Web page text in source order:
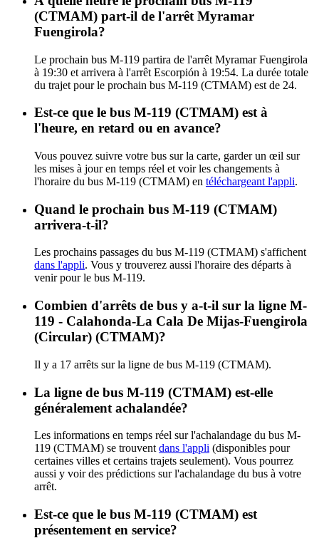
(CTMAM) part-il de l'arrêt Myramar
Fuengirola?
Le prochain bus M-119 partira de l'arrêt Myramar Fuengirola
à 19:30 et arrivera à l'arrêt Escorpión à 19:54. La durée totale
du trajet pour le prochain bus M-119 (CTMAM) est de 24.
Est-ce que le bus M-119 (CTMAM) est à
l'heure, en retard ou en avance?
Vous pouvez suivre votre bus sur la carte, garder un œil sur
les mises à jour en temps réel et voir les changements à
l'horaire du bus M-119 (CTMAM) en téléchargeant l'appli.
Quand le prochain bus M-119 (CTMAM)
arrivera-t-il?
Les prochains passages du bus M-119 (CTMAM) s'affichent
dans l'appli. Vous y trouverez aussi l'horaire des départs à
venir pour le bus M-119.
Combien d'arrêts de bus y a-t-il sur la ligne M-
119 - Calahonda-La Cala De Mijas-Fuengirola
(Circular) (CTMAM)?
Il y a 17 arrêts sur la ligne de bus M-119 (CTMAM).
La ligne de bus M-119 (CTMAM) est-elle
généralement achalandée?
Les informations en temps réel sur l'achalandage du bus M-
119 (CTMAM) se trouvent dans l'appli (disponibles pour
certaines villes et certains trajets seulement). Vous pourrez
aussi y voir des prédictions sur l'achalandage du bus à votre
arrêt.
Est-ce que le bus M-119 (CTMAM) est
présentement en service?